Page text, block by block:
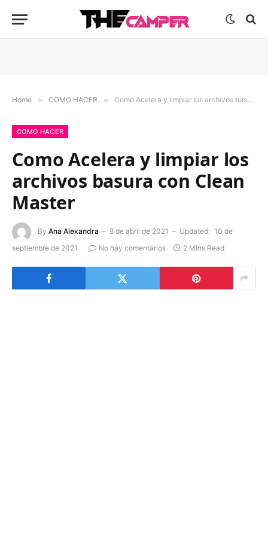
Home » COMO HACER » Como Acelera y limpiar los archivos basura con Clean Master
COMO HACER
Como Acelera y limpiar los
archivos basura con Clean
Master
By Ana Alexandra 8 de abril de 2021 Updated: 10 de
septiembre de 2021
No hay comentarios 2 Mins Read